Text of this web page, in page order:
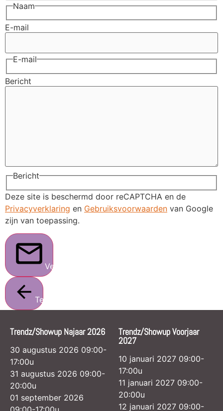
Naam
E-mail
E-mail
Bericht
Bericht
Deze site is beschermd door reCAPTCHA en de
Privacyverklaring en Gebruiksvoorwaarden van Google
zijn van toepassing.
Verstuur
Terug
Trendz/Showup Najaar 2026
30 augustus 2026 09:00-
17:00u
31 augustus 2026 09:00-
20:00u
01 september 2026
Trendz/Showup Voorjaar
2027
10 januari 2027 09:00-
17:00u
11 januari 2027 09:00-
20:00u
12 januari 2027 09:00-